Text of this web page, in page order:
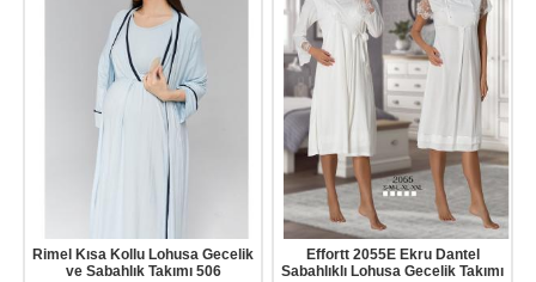
Rimel Kısa Kollu Lohusa Gecelik
ve Sabahlık Takımı 506
Effortt 2055E Ekru Dantel
Sabahlıklı Lohusa Gecelik Takımı